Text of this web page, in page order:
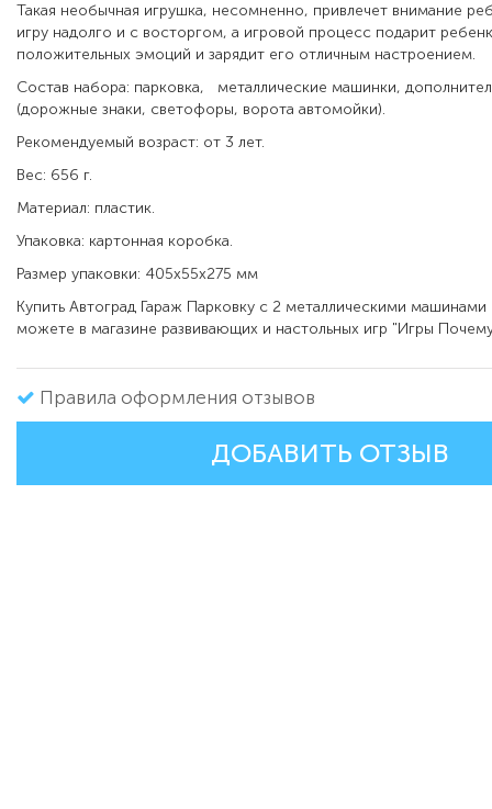
Такая необычная игрушка, несомненно, привлечет внимание
игру надолго и с восторгом, а игровой процесс подарит
положительных эмоций и зарядит его отличным настроением.
Состав набора: парковка, металлические машинки,
(дорожные знаки, светофоры, ворота автомойки).
Рекомендуемый возраст: от 3 лет.
Вес: 656 г.
Материал: пластик.
Упаковка: картонная коробка.
Размер упаковки: 405х55х275 мм
Купить Автоград Гараж Парковку с 2 металлическими
можете в магазине развивающих и настольных игр "Игры
Правила оформления отзывов
ДОБАВИТЬ ОТЗЫВ